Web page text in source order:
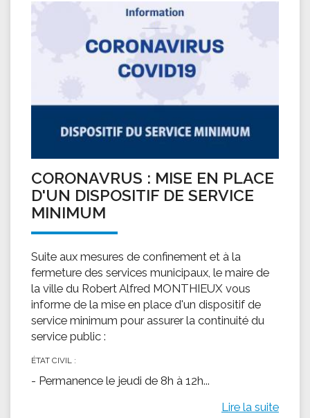
CORONAVRUS : MISE EN PLACE
D'UN DISPOSITIF DE SERVICE
MINIMUM
Suite aux mesures de confinement et à la
fermeture des services municipaux, le maire de
la ville du Robert Alfred MONTHIEUX vous
informe de la mise en place d'un dispositif de
service minimum pour assurer la continuité du
service public :
ÉTAT CIVIL :
- Permanence le jeudi de 8h à 12h...
Lire la suite